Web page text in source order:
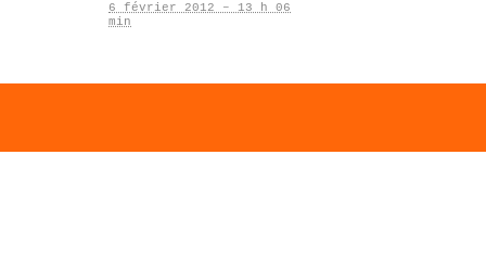
6 février 2012 – 13 h 06
min